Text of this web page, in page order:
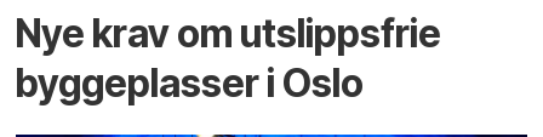
Nye krav om utslippsfrie
byggeplasser i Oslo